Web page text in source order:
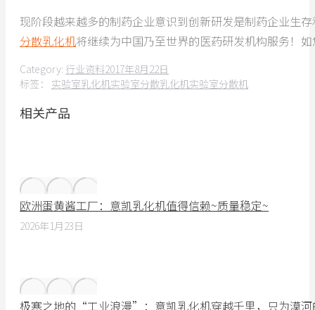
现阶段越来越多的制药企业意识到创新研发是制药企业生
分散乳化机将继续为中国乃至世界的医药研发机构服务！
Category: 行业资料2017年8月22日
标签： 实验室乳化机实验室分散乳化机实验室分散机
相关产品
欧洲蛋黄酱工厂：意凯乳化机值得信赖~质量稳定~
2026年1月23日
极寒之地的“工业浪漫”：意凯乳化机穿越千里，只为漠河